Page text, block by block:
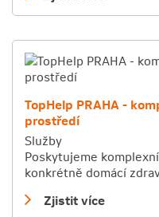
TopHelp PRAHA -
prostředí
Služby
Poskytujeme
konkrétně domácí
Zjistit více